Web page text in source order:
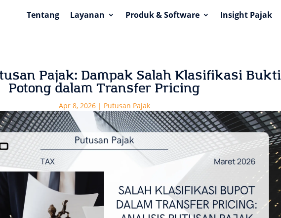
Tentang Layanan Produk & Software Insight Pajak
Pajak: Dampak Salah Klasifikasi Bukti
Potong dalam Transfer Pricing
Apr 8, 2026| Putusan Pajak